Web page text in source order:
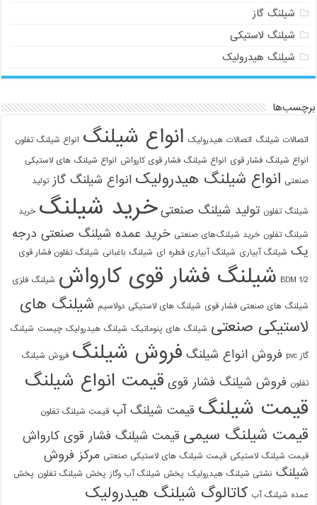
شیلنگ گاز
شیلنگ لاستیکی
شیلنگ هیدرولیک
برچسب‌ها
اتصالات شیلنگ اتصالات هیدرولیک انواع شیلنگ انواع شیلنگ تفلون
انواع شیلنگ فشار قوی انواع شیلنگ فشار قوی کارواش انواع شیلنگ های لاستیکی
صنعتی انواع شیلنگ هیدرولیک انواع شیلنگ گاز تولید
شیلنگ تفلون تولید شیلنگ صنعتی خرید شیلنگ خرید
شیلنگ تفلون خرید شیلنگ‌های صنعتی خرید عمده شیلنگ صنعتی درجه
یک شیلنگ آبیاری شیلنگ آبیاری قطره ای شیلنگ باغبانی شیلنگ تفلون فشار قوی
1/2 BDM شیلنگ فشار قوی کارواش شیلنگ فلزی
شیلنگ های صنعتی فشار قوی شیلنگ های لاستیکی دولاسیم شیلنگ های
لاستیکی صنعتی شیلنگ های پنوماتیک شیلنگ هیدرولیک چیست شیلنگ
گاز pvc فروش انواع شیلنگ فروش شیلنگ فروش شیلنگ
تفلون فروش شیلنگ فشار قوی قیمت انواع شیلنگ
قیمت شیلنگ قیمت شیلنگ آب قیمت شیلنگ تفلون
قیمت شیلنگ سیمی قیمت شیلنگ فشار قوی کارواش
قیمت شیلنگ لاستیکی قیمت شیلنگ های لاستیکی صنعتی مرکز فروش
شیلنگ نشتی شیلنگ هیدرولیک پخش شیلنگ آب وگاز پخش شیلنگ تفلون پخش
عمده شیلنگ آب کاتالوگ شیلنگ هیدرولیک